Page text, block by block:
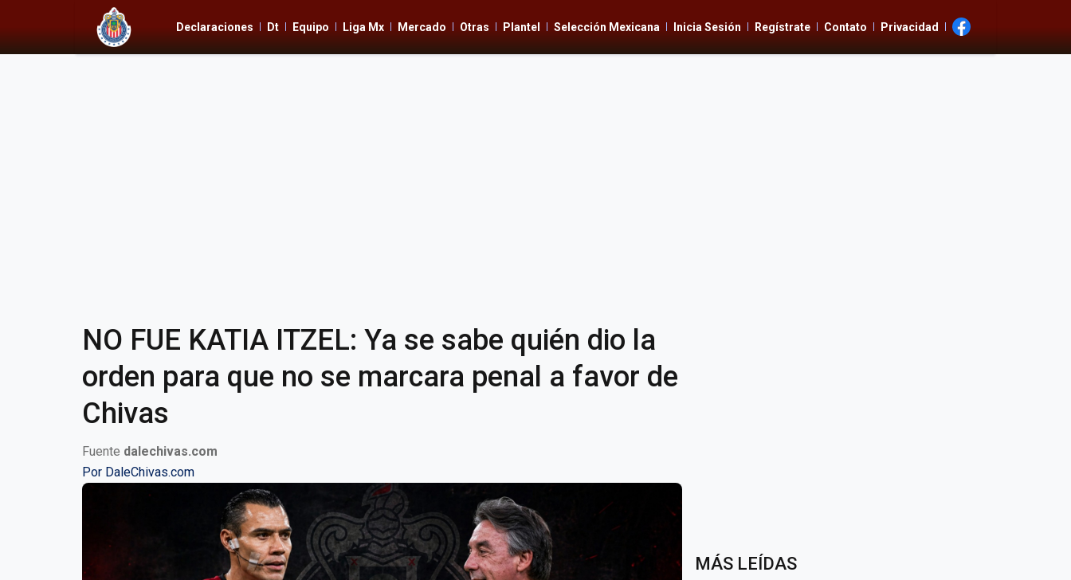
Declaraciones Dt Equipo Liga Mx Mercado Otras Plantel Selección Mexicana Inicia Sesión Regístrate Contato Privacidad
NO FUE KATIA ITZEL: Ya se sabe quién dio la
orden para que no se marcara penal a favor de
Chivas
Fuente dalechivas.com
Por DaleChivas.com
MÁS LEÍDAS